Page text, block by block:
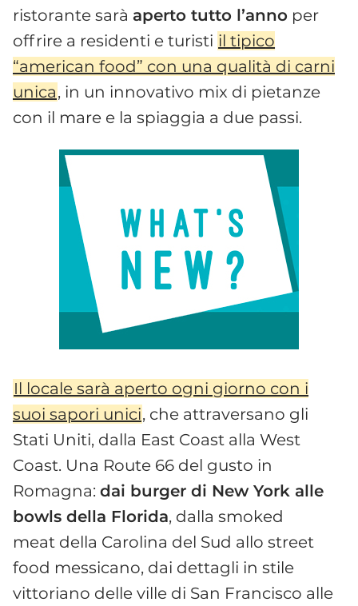
ristorante sarà aperto tutto l’anno per
offrire a residenti e turisti il tipico
“american food” con una qualità di carni
unica, in un innovativo mix di pietanze
con il mare e la spiaggia a due passi.
Il locale sarà aperto ogni giorno con i
suoi sapori unici, che attraversano gli
Stati Uniti, dalla East Coast alla West
Coast. Una Route 66 del gusto in
Romagna: dai burger di New York alle
bowls della Florida, dalla smoked
meat della Carolina del Sud allo street
food messicano, dai dettagli in stile
vittoriano delle ville di San Francisco alle